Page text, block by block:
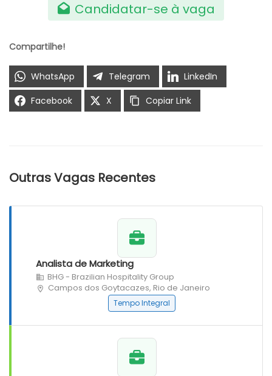
Candidatar-se à vaga
Compartilhe!
WhatsApp Telegram
LinkedIn
Facebook
X Copiar Link
Outras Vagas Recentes
Analista de Marketing
BHG - Brazilian Hospitality Group
Campos dos Goytacazes, Rio de Janeiro
Tempo Integral